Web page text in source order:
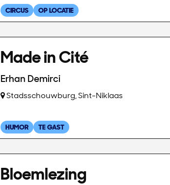
CIRCUS OP LOCATIE
Made in Cité
Erhan Demirci
Stadsschouwburg, Sint-Niklaas
HUMOR TE GAST
Bloemlezing